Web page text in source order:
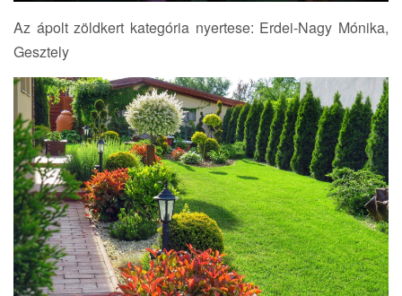
Az ápolt zöldkert kategória nyertese: Erdei-Nagy Mónika,
Gesztely